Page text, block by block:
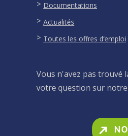
Documentations
Actualités
Toutes les offres d’emploi
Vous n'avez pas trouvé
votre question sur notre